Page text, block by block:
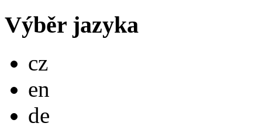
Výběr jazyka
cz
en
de